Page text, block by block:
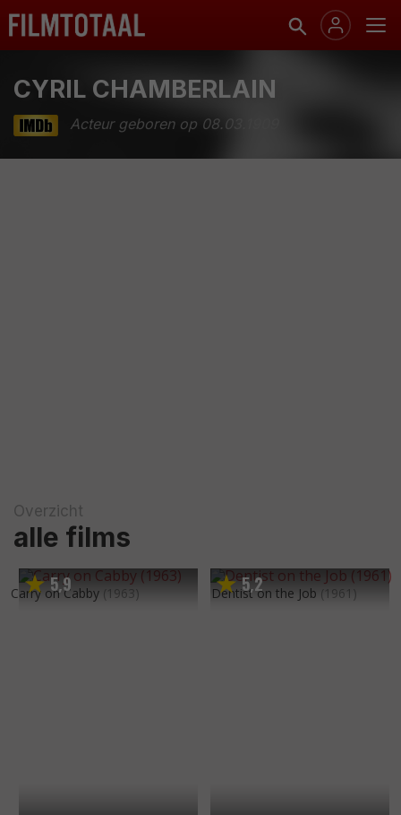
CYRIL CHAMBERLAIN
Acteur geboren op 08.03.1909
Overzicht
alle films
5,9
Carry on Cabby (1963) 5,2
Dentist on the Job (1961)